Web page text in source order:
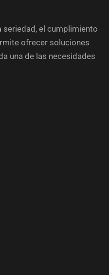
el cumplimiento
ofrecer soluciones
una de las necesidades